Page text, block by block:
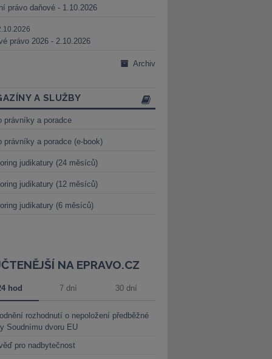
právo daňové - 1.10.2026
právo 2026 - 2.10.2026
Archiv
A SLUŽBY
právníky a poradce
právníky a poradce (e-book)
judikatury (24 měsíců)
judikatury (12 měsíců)
judikatury (6 měsíců)
NA EPRAVO.CZ
hod 7 dní 30 dní
rozhodnutí o nepoložení předběžné
Soudnímu dvoru EU
pro nadbytečnost